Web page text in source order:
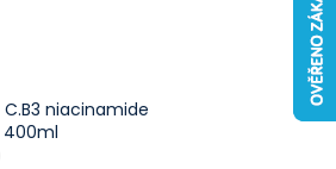
niacinamide
400ml